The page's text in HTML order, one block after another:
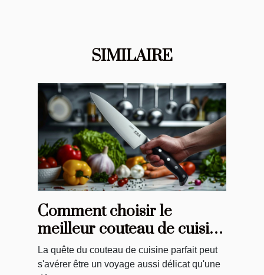
SIMILAIRE
Comment choisir le
meilleur couteau de cuisine
pour vos besoins
La quête du couteau de cuisine parfait peut
s'avérer être un voyage aussi délicat qu'une